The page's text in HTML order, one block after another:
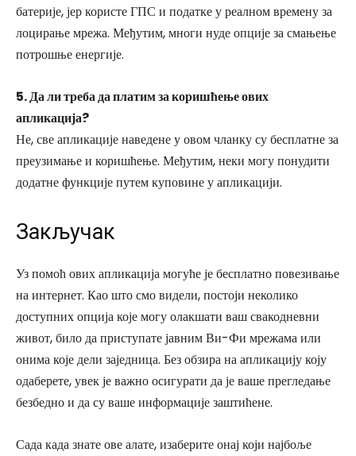
батерије, јер користе ГПС и податке у реалном времену за
лоцирање мрежа. Међутим, многи нуде опције за смањење
потрошње енергије.
5. Да ли треба да платим за коришћење ових
апликација?
Не, све апликације наведене у овом чланку су бесплатне за
преузимање и коришћење. Међутим, неки могу понудити
додатне функције путем куповине у апликацији.
Закључак
Уз помоћ ових апликација могуће је бесплатно повезивање
на интернет. Као што смо видели, постоји неколико
доступних опција које могу олакшати ваш свакодневни
живот, било да приступате јавним Ви-Фи мрежама или
онима које дели заједница. Без обзира на апликацију коју
одаберете, увек је важно осигурати да је ваше прегледање
безбедно и да су ваше информације заштићене.
Сада када знате ове алате, изаберите онај који најбоље